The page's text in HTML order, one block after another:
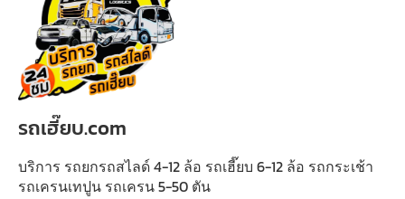
รถเฮี๊ยบ.com
บริการ รถยกรถสไลด์ 4-12 ล้อ รถเฮี๊ยบ 6-12 ล้อ รถกระเช้า
รถเครนเทปูน รถเครน 5-50 ตัน